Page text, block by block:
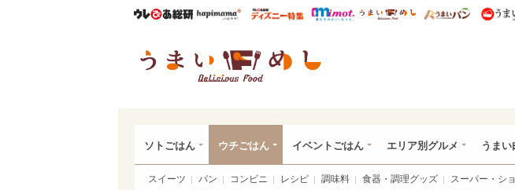
ウレぴあ総研ハピママ* ウレぴあ総研 ディズニー特集
mimot. うまいめし うまい
ソトごはん ウチごはん イベントごはん エリア別グルメ うまい
スイーツ パン コンビニ レシピ 調味料 食器・調理グッズ スーパー・シ